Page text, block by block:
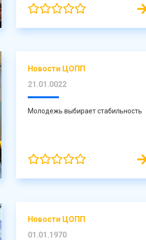
Новости ЦОПП
21.01.0022
Молодежь выбирает стабильность
Новости ЦОПП
01.01.1970